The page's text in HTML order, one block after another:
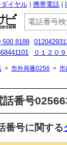
イヤル 携帯電話
500 8188
０１２０
> 市外局番0256 > 市
話番号
番号に関する